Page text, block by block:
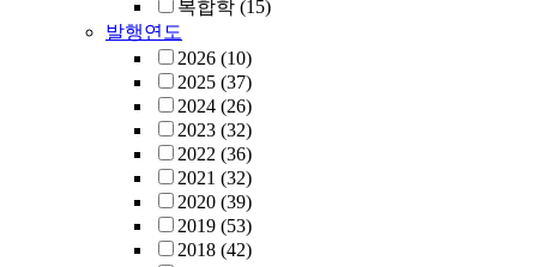
복합학 (15)
발행연도
2026 (10)
2025 (37)
2024 (26)
2023 (32)
2022 (36)
2021 (32)
2020 (39)
2019 (53)
2018 (42)